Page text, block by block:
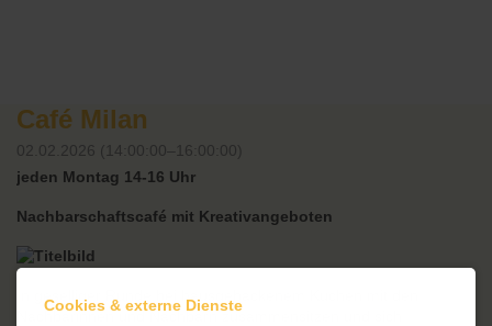
Café Milan
02.02.2026 (14:00:00–16:00:00)
jeden Montag 14-16 Uhr
Nachbarschaftscafé mit Kreativangeboten
Nachbarinnen und Nachbarn zusammensitzen und sich
Cookies & externe Dienste